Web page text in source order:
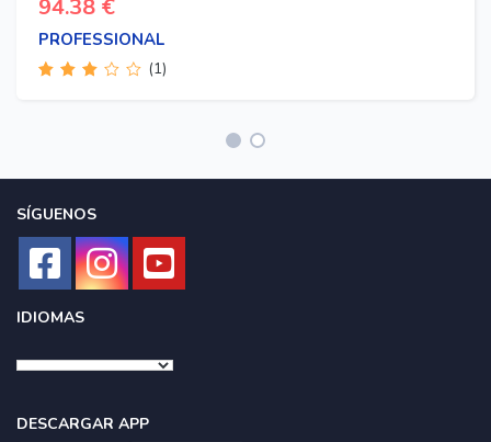
94.38 €
PROFESSIONAL
(1)
SÍGUENOS
IDIOMAS
DESCARGAR APP